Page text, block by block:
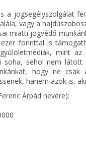
a jogsegélyszolgálat
vagy a
miatti jogvédő
forinttal is
mint
sehol nem
hogy ne csak
hanem azok is,
Árpád nevére):